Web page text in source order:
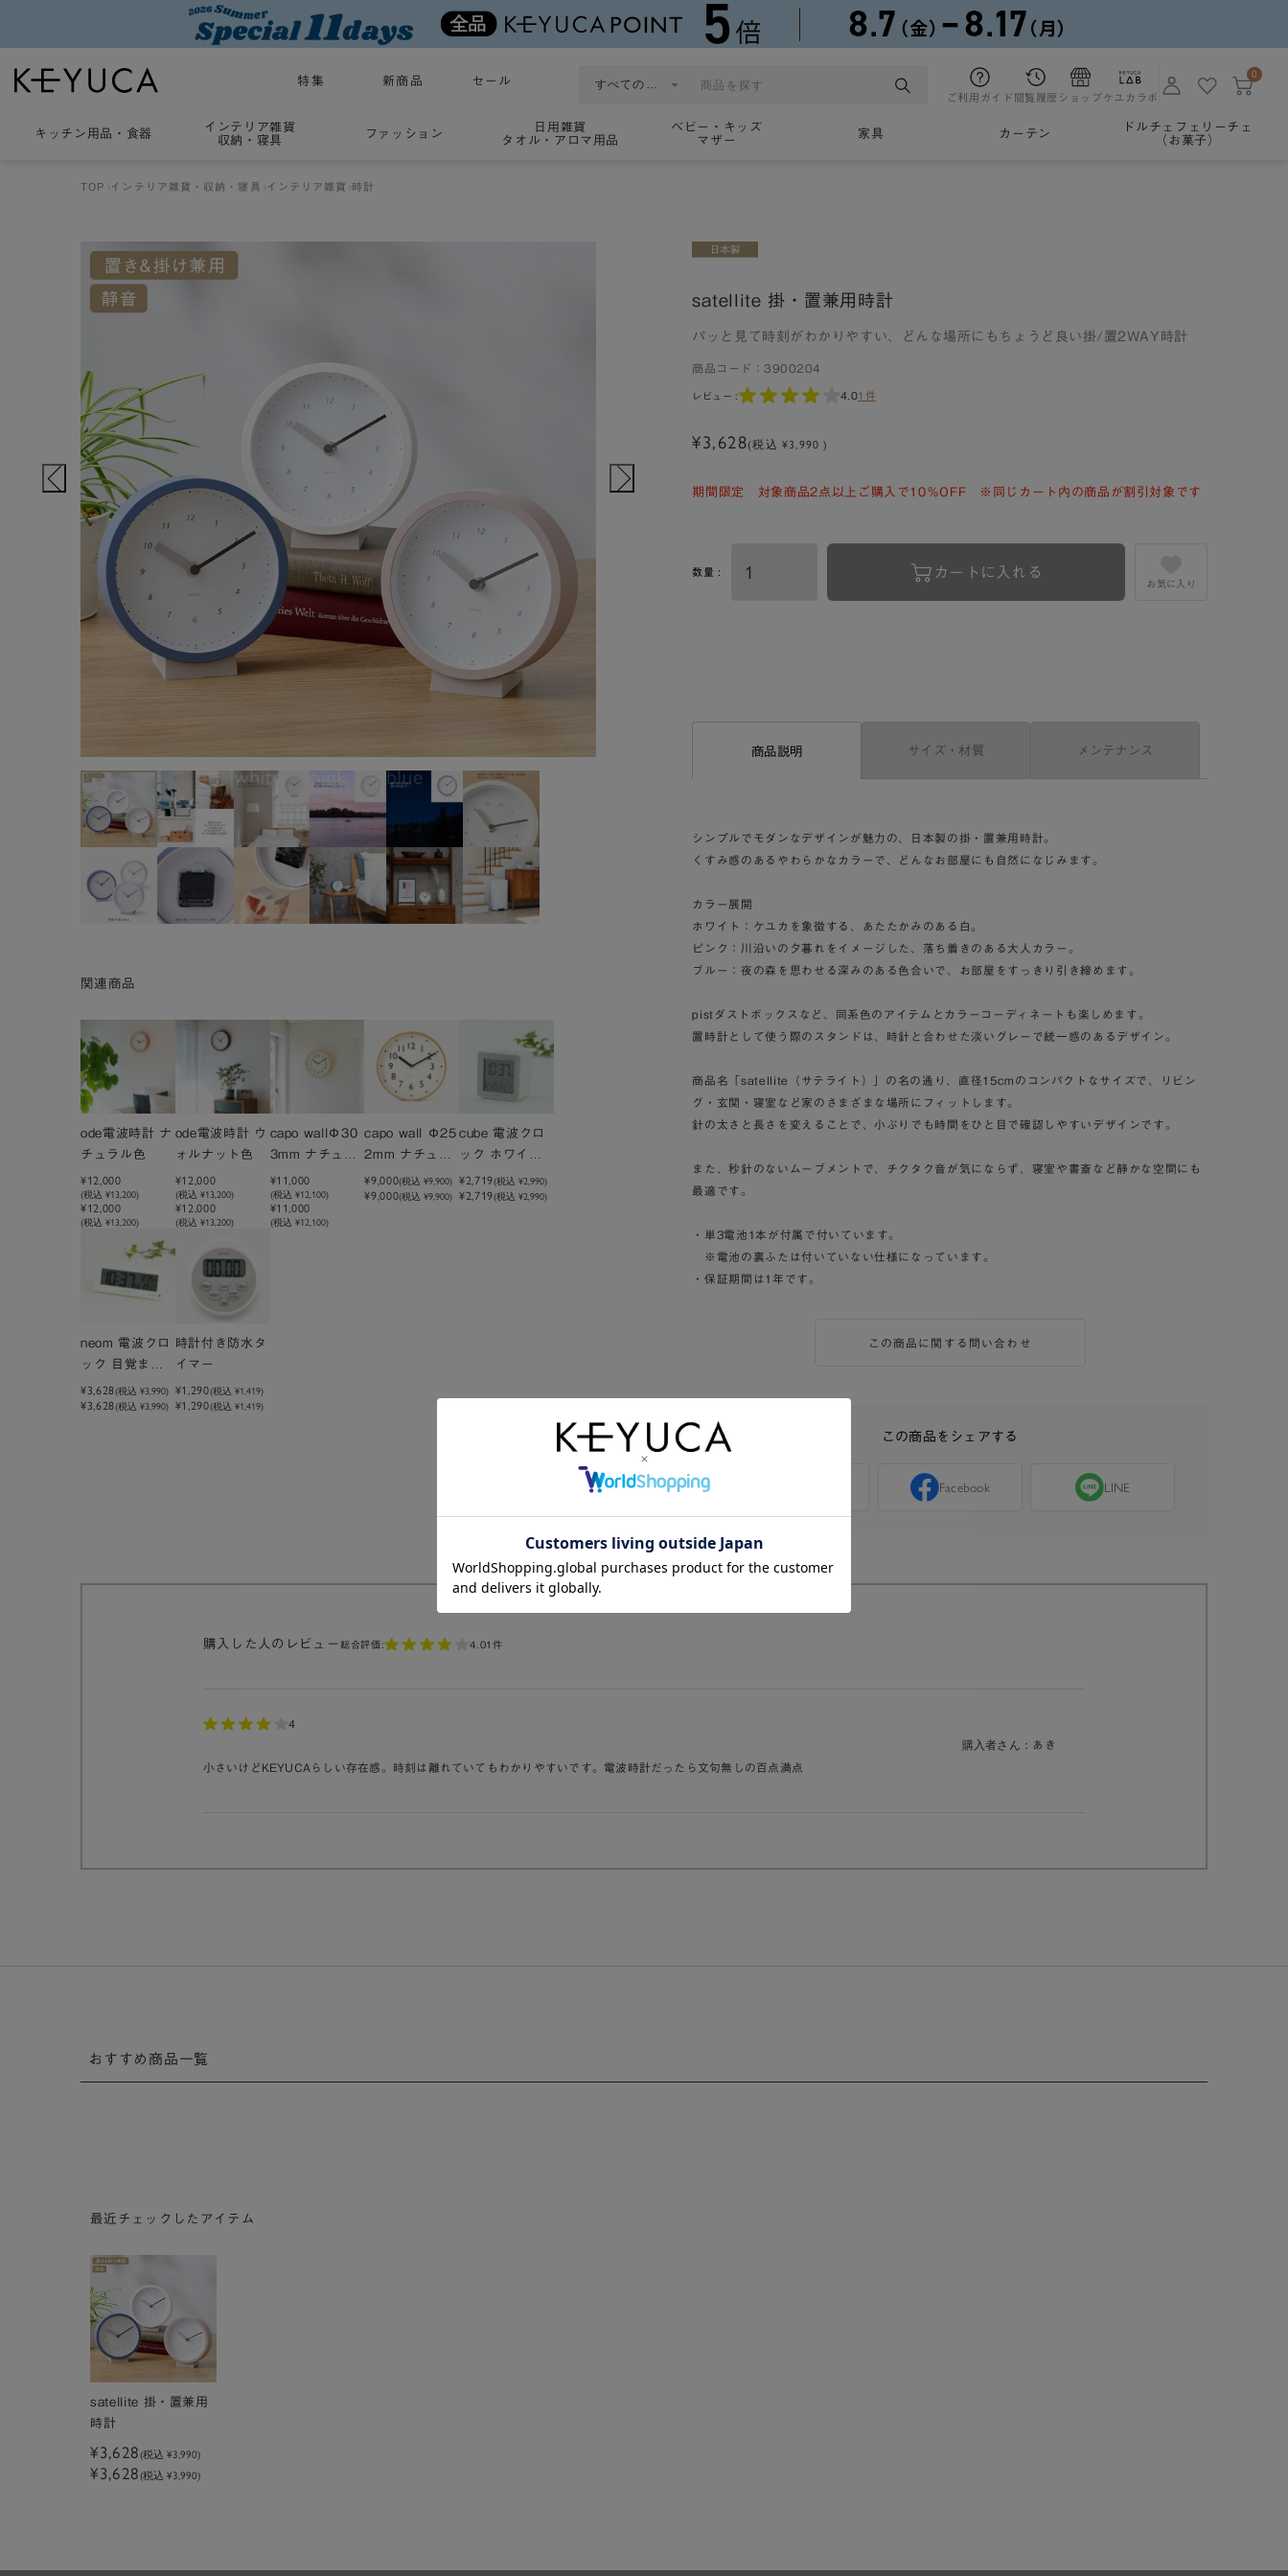
特集 新商品 セール
ご利用ガイド 閲覧履歴 ショップケユカラボ
0
キッチン用品 ・ 食器
インテリア雑貨
収納・寝具
ファッション
日用雑貨
タオル・アロマ用品
ベビー・キッズ
マザー
家具 カーテン
ドルチェフェリーチェ
（お菓子）
TOP インテリア雑貨・収納・寝具 インテリア雑貨 時計
satellite 掛・置兼用時計
パッと見て時刻がわかりやすい、どんな場所にもちょうど良い掛/置2WAY時計
商品コード： 3900204
レビュー : 4.01件
¥3,628(税込 ¥3,990 )
期間限定 対象商品2点以上ご購入で10％OFF ※同じカート内の商品が割引対象です
数量 : カートに入れる
お気に入り
商品説明 サイズ・材質 メンテナンス
シンプルでモダンなデザインが魅力の、日本製の掛・置兼用時計。
くすみ感のあるやわらかなカラーで、どんなお部屋にも自然になじみます。
カラー展開
ホワイト：ケユカを象徴する、あたたかみのある白。
ピンク：川沿いの夕暮れをイメージした、落ち着きのある大人カラー。
ブルー：夜の森を思わせる深みのある色合いで、お部屋をすっきり引き締めます。
pistダストボックスなど、同系色のアイテムとカラーコーディネートも楽しめます。
置時計として使う際のスタンドは、時針と合わせた淡いグレーで統一感のあるデザイン。
商品名「satellite（サテライト）」の名の通り、直径15cmのコンパクトなサイズで、リビン
グ・玄関・寝室など家のさまざまな場所にフィットします。
針の太さと長さを変えることで、小ぶりでも時間をひと目で確認しやすいデザインです。
また、秒針のないムーブメントで、チクタク音が気にならず、寝室や書斎など静かな空間にも
最適です。
・単3電池1本が付属で付いています。
※電池の裏ふたは付いていない仕様になっています。
・保証期間は1年です。
この商品に関する問い合わせ
この商品をシェアする
Facebook LINE
購入した人のレビュー総合評価: 4.01件
4
小さいけどKEYUCAらしい存在感。時刻は離れていてもわかりやすいです。電波時計だったら文句無しの百点満点
購入者さん： あき
関連商品
ode電波時計 ナ
チュラル色
¥12,000
(税込 ¥13,200)
¥12,000
(税込 ¥13,200)
ode電波時計 ウ
ォルナット色
¥12,000
(税込 ¥13,200)
¥12,000
(税込 ¥13,200)
capo wallΦ30
3mm ナチュラ
ル 電波時計
¥11,000
(税込 ¥12,100)
¥11,000
(税込 ¥12,100)
capo wall Φ25
2mm ナチュラ
ル 電波時計
¥9,000(税込¥9,900)
¥9,000(税込 ¥9,900)
cube 電波クロ
ック ホワイト
目覚まし時計
W74×H72×D
¥2,719(税込 ¥2,990)
¥2,719(税込 ¥2,990)
neom 電波クロ
ック 目覚まし
時計 W160×D
50×H67mm
¥3,628(税込 ¥3,990)
¥3,628(税込 ¥3,990)
時計付き防水タ
イマー
¥1,290(税込 ¥1,419)
¥1,290(税込 ¥1,419)
おすすめ商品一覧
最近チェックしたアイテム
satellite 掛・置兼用
時計
¥3,628 (税込 ¥3,990)
¥3,628 (税込 ¥3,990)